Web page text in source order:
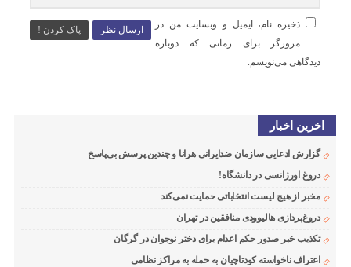
ارسال نظر پاک کردن !
ذخیره نام، ایمیل و وبسایت من در
مرورگر برای زمانی که دوباره
دیدگاهی می‌نویسم.
اخرین اخبار
گزارش ادعایی سازمان ضدایرانی هرانا و چندین پرسش بی‌پاسخ
دروغ اورژانسی در دانشگاه!
مخبر از هیچ لیست انتخاباتی حمایت نمی‌کند
دروغ‌پردازی هالیوودی منافقین در تهران
تکذیب خبر صدور حکم اعدام برای دختر نوجوان در گرگان
اعتراف ناخواسته کودتاچیان به حمله به مراکز نظامی